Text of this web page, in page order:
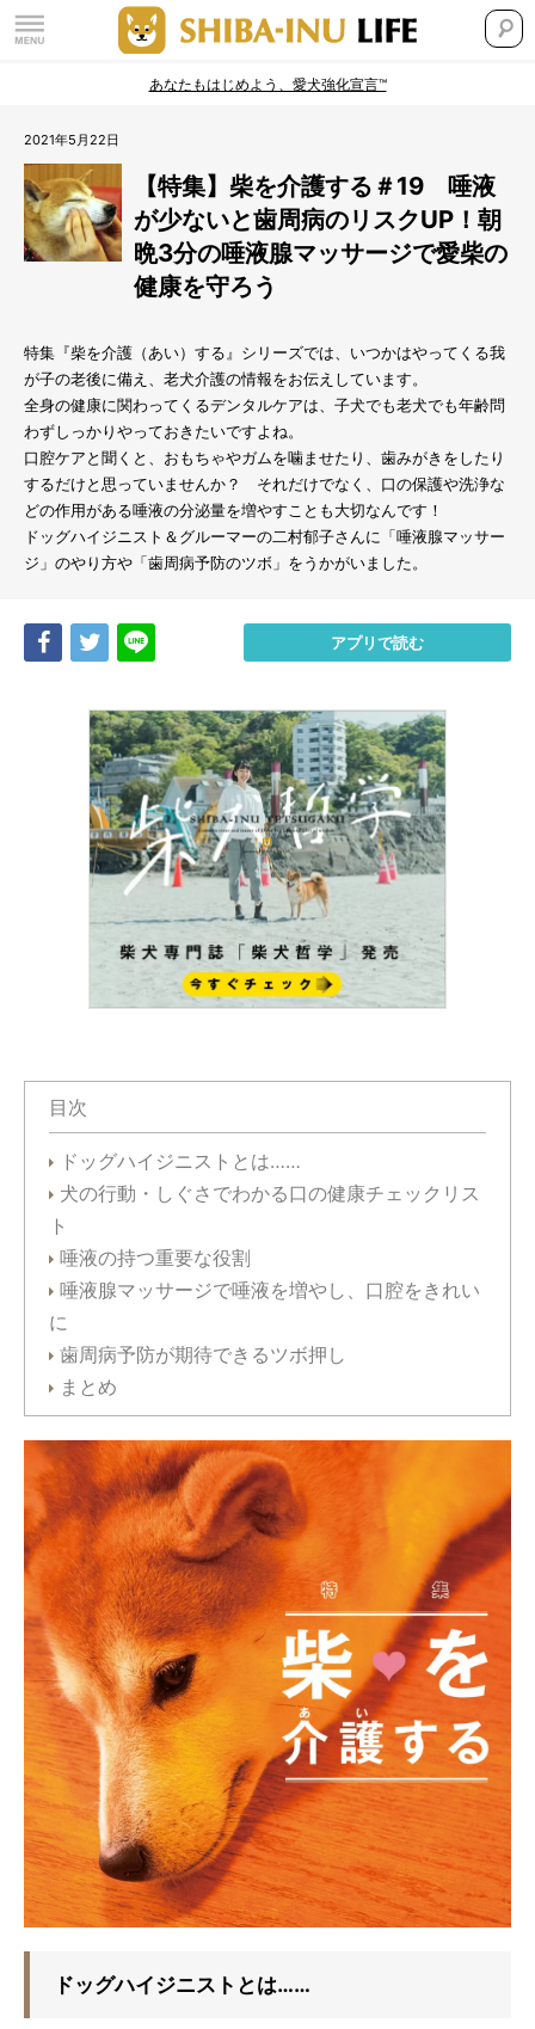
あなたもはじめよう、愛犬強化宣言™
2021年5月22日
【特集】柴を介護する＃19 唾液
が少ないと歯周病のリスクUP！朝
晩3分の唾液腺マッサージで愛柴の
健康を守ろう
特集『柴を介護（あい）する』シリーズでは、いつかはやってくる我
が子の老後に備え、老犬介護の情報をお伝えしています。
全身の健康に関わってくるデンタルケアは、子犬でも老犬でも年齢問
わずしっかりやっておきたいですよね。
口腔ケアと聞くと、おもちゃやガムを噛ませたり、歯みがきをしたり
するだけと思っていませんか？ それだけでなく、口の保護や洗浄な
どの作用がある唾液の分泌量を増やすことも大切なんです！
ドッグハイジニスト＆グルーマーの二村郁子さんに「唾液腺マッサー
ジ」のやり方や「歯周病予防のツボ」をうかがいました。
Share Tweet アプリで読む
目次
ドッグハイジニストとは……
犬の行動・しぐさでわかる口の健康チェックリス
ト
唾液の持つ重要な役割
唾液腺マッサージで唾液を増やし、口腔をきれい
に
歯周病予防が期待できるツボ押し
まとめ
ドッグハイジニストとは……